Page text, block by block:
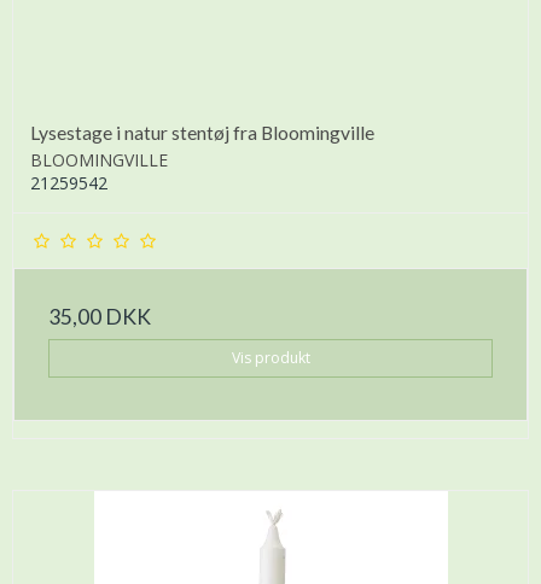
Lysestage i natur stentøj fra Bloomingville
BLOOMINGVILLE
21259542
35,00 DKK
Vis produkt